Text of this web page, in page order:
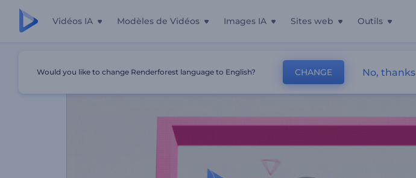
Vidéos IA Modèles de Vidéos Images IA Sites web Outils
Would you like to change Renderforest language to English? CHANGE No, thanks